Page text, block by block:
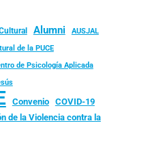
Alumni
AUSJAL
de la PUCE
de Psicología Aplicada
Convenio
COVID-19
de la Violencia contra la